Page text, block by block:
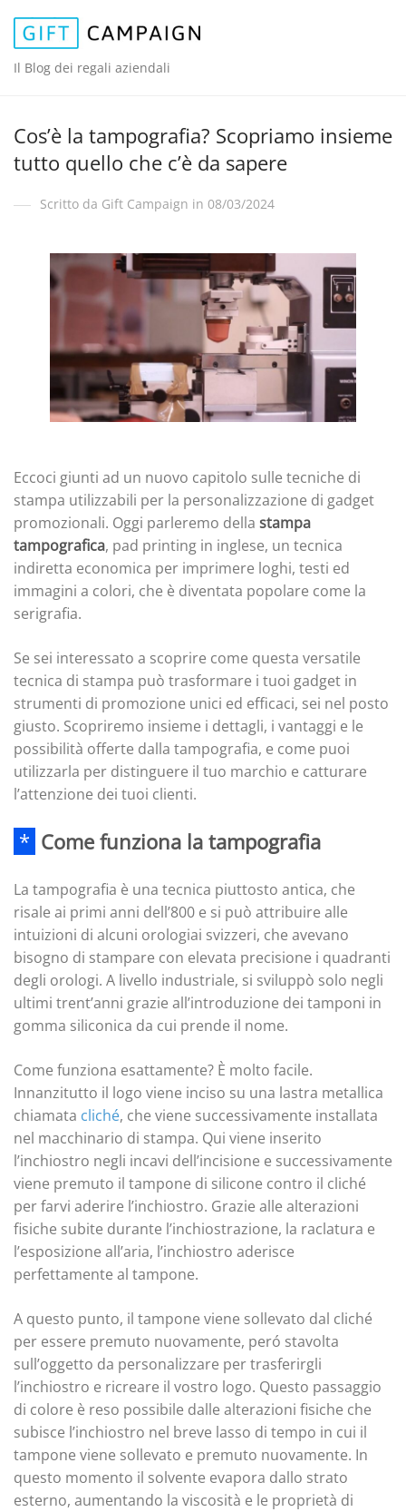
Il Blog dei regali aziendali
Cos’è la tampografia? Scopriamo insieme
tutto quello che c’è da sapere
Scritto da Gift Campaign in 08/03/2024
Eccoci giunti ad un nuovo capitolo sulle tecniche di
stampa utilizzabili per la personalizzazione di gadget
promozionali. Oggi parleremo della stampa
tampografica, pad printing in inglese, un tecnica
indiretta economica per imprimere loghi, testi ed
immagini a colori, che è diventata popolare come la
serigrafia.
Se sei interessato a scoprire come questa versatile
tecnica di stampa può trasformare i tuoi gadget in
strumenti di promozione unici ed efficaci, sei nel posto
giusto. Scopriremo insieme i dettagli, i vantaggi e le
possibilità offerte dalla tampografia, e come puoi
utilizzarla per distinguere il tuo marchio e catturare
l’attenzione dei tuoi clienti.
* Come funziona la tampografia
La tampografia è una tecnica piuttosto antica, che
risale ai primi anni dell’800 e si può attribuire alle
intuizioni di alcuni orologiai svizzeri, che avevano
bisogno di stampare con elevata precisione i quadranti
degli orologi. A livello industriale, si sviluppò solo negli
ultimi trent’anni grazie all’introduzione dei tamponi in
gomma siliconica da cui prende il nome.
Come funziona esattamente? È molto facile.
Innanzitutto il logo viene inciso su una lastra metallica
chiamata cliché, che viene successivamente installata
nel macchinario di stampa. Qui viene inserito
l’inchiostro negli incavi dell’incisione e successivamente
viene premuto il tampone di silicone contro il cliché
per farvi aderire l’inchiostro. Grazie alle alterazioni
fisiche subite durante l’inchiostrazione, la raclatura e
l’esposizione all’aria, l’inchiostro aderisce
perfettamente al tampone.
A questo punto, il tampone viene sollevato dal cliché
per essere premuto nuovamente, peró stavolta
sull’oggetto da personalizzare per trasferirgli
l’inchiostro e ricreare il vostro logo. Questo passaggio
di colore è reso possibile dalle alterazioni fisiche che
subisce l’inchiostro nel breve lasso di tempo in cui il
tampone viene sollevato e premuto nuovamente. In
questo momento il solvente evapora dallo strato
esterno, aumentando la viscosità e le proprietà di